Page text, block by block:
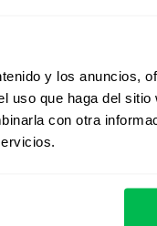
y los anuncios,
uso que haga del
con otra
acción
Desde Core HR
descubrí cómo
automatizar